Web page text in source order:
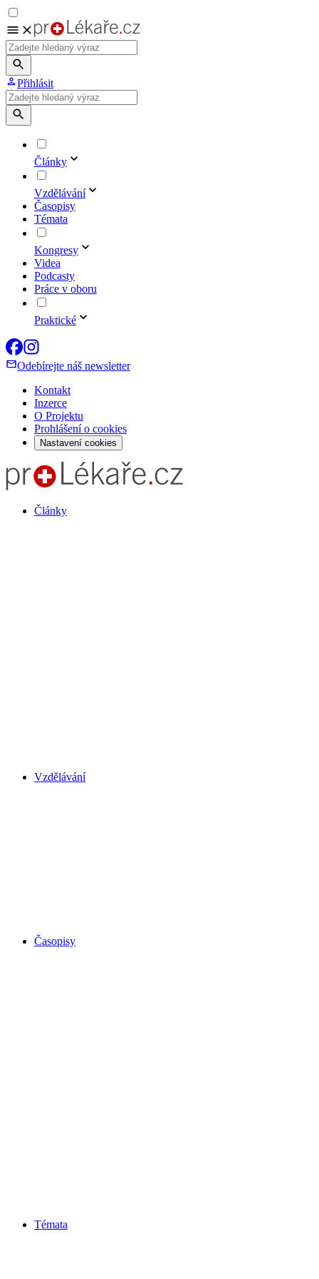
Přihlásit
Články
Vzdělávání
Časopisy
Témata
Kongresy
Videa
Podcasty
Práce v oboru
Praktické
Odebírejte náš newsletter
Kontakt
Inzerce
O Projektu
Prohlášení o cookies
Nastavení cookies
Články
Vzdělávání
Časopisy
Témata